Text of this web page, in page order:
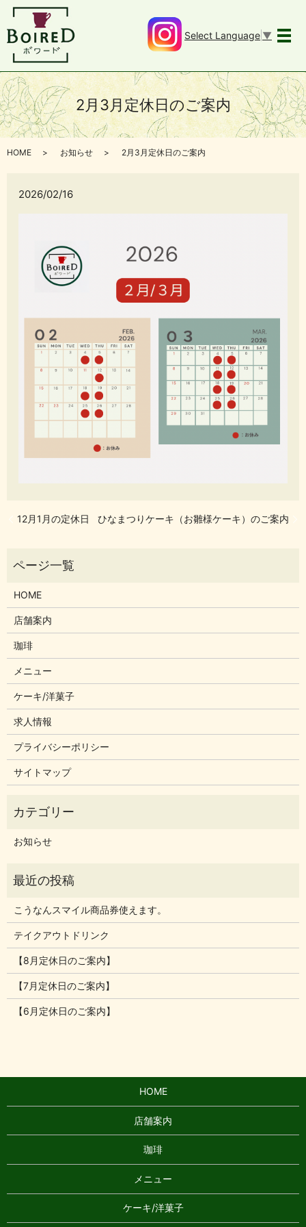
メ
Select Language ▼
2月3月定休日のご案内
HOME お知らせ 2月3月定休日のご案内
2026/02/16
12月1月の定休日 ひなまつりケーキ（お雛様ケーキ）のご案内
HOME
店舗案内
珈琲
メニュー
ケーキ/洋菓子
求人情報
プライバシーポリシー
サイトマップ
お知らせ
こうなんスマイル商品券使えます。
テイクアウトドリンク
【8月定休日のご案内】
【7月定休日のご案内】
【6月定休日のご案内】
HOME
店舗案内
珈琲
メニュー
ケーキ/洋菓子